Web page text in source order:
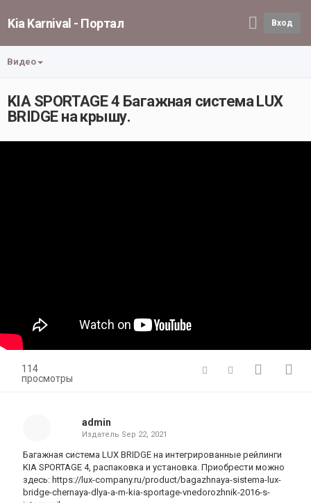
Kia Karnival - Портал Вход
Видео
KIA SPORTAGE 4 Багажная система LUX
BRIDGE на крышу.
114
просмотры
admin
Издатель Sep 22, 2021
Багажная система LUX BRIDGE на интегрированные рейлинги
KIA SPORTAGE 4, распаковка и установка. Приобрести можно
здесь: https://lux-company.ru/product/bagazhnaya-sistema-lux-
bridge-chernaya-dlya-a-m-kia-sportage-vnedorozhnik-2016-s-